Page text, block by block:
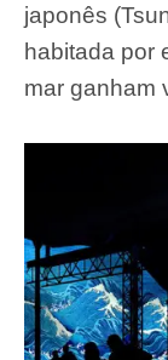
japonês
habitada por
mar ganham